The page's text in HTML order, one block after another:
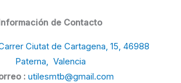
Información de Contacto
Ciutat de Cartagena, 15, 46988
Paterna, Valencia
: utilesmtb@gmail.com